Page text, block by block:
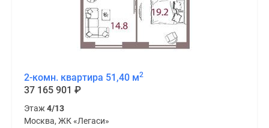
2-комн. квартира 51,40 м2
37 165 901 ₽
Этаж4/13
Москва, ЖК «Легаси»